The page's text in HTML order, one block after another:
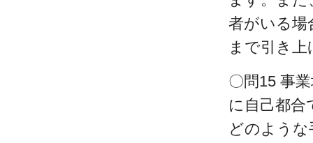
者がいる場
まで引き
〇問15 事
に自己都
どのよう